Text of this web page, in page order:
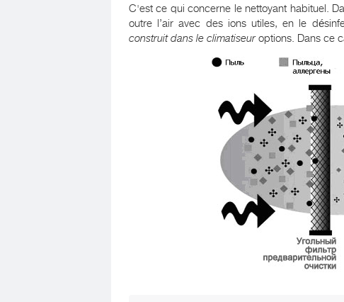
C'est ce qui concerne le nettoyant habituel.
outre l’air avec des ions utiles, en le
construit dans le climatiseuroptions. Dans ce